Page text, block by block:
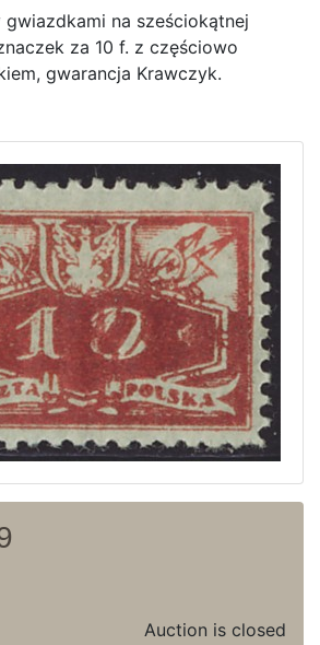
na sześciokątnej
za 10 f. z częściowo
gwarancja Krawczyk.
Auction is closed